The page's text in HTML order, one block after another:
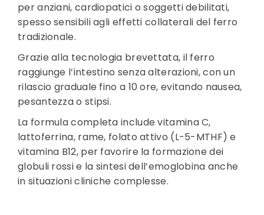
per anziani, cardiopatici o soggetti debilitati,
spesso sensibili agli effetti collaterali del ferro
tradizionale.
Grazie alla tecnologia brevettata, il ferro
raggiunge l’intestino senza alterazioni, con un
rilascio graduale fino a 10 ore, evitando nausea,
pesantezza o stipsi.
La formula completa include vitamina C,
lattoferrina, rame, folato attivo (L-5-MTHF) e
vitamina B12, per favorire la formazione dei
globuli rossi e la sintesi dell’emoglobina anche
in situazioni cliniche complesse.